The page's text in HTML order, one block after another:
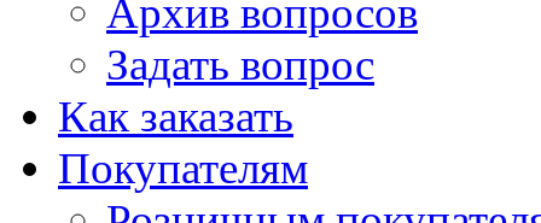
Архив вопросов
Задать вопрос
Как заказать
Покупателям